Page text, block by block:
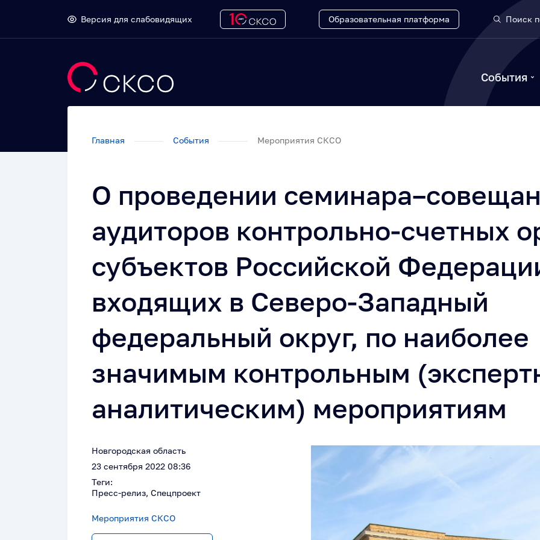
Версия для слабовидящих Образовательная платформа Поиск
События
Главная События Мероприятия СКСО
О проведении
аудиторов контрольно-счетных
субъектов Российской
входящих в Северо-Западный
федеральный округ, по наиболее
значимым контрольным
аналитическим) мероприятиям
Новгородская область
23 сентября 2022 08:36
Теги:
Пресс-релиз, Спецпроект
Мероприятия СКСО